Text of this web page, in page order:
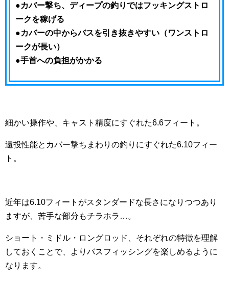
●カバー撃ち、ディープの釣りではフッキングストロ
ークを稼げる
●カバーの中からバスを引き抜きやすい（ワンストロ
ークが長い）
●手首への負担がかかる
細かい操作や、キャスト精度にすぐれた6.6フィート。
遠投性能とカバー撃ちまわりの釣りにすぐれた6.10フィー
ト。
近年は6.10フィートがスタンダードな長さになりつつあり
ますが、苦手な部分もチラホラ…。
ショート・ミドル・ロングロッド、それぞれの特徴を理解
しておくことで、よりバスフィッシングを楽しめるように
なります。